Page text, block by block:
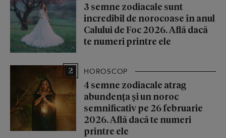
3 semne zodiacale sunt
incredibil de norocoase în anul
Calului de Foc 2026. Află dacă
te numeri printre ele
2 HOROSCOP
4 semne zodiacale atrag
abundența și un noroc
semnificativ pe 26 februarie
2026. Află dacă te numeri
printre ele